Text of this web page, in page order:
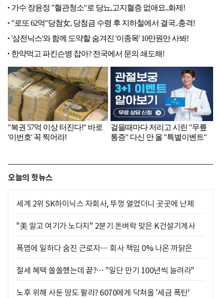
오늘의 핫뉴스
세계 2위 SK하이닉스 자회사, 뚜껑 열었더니 곳곳에 난제
"美 말고 여기가 노다지" 2분기 돈벼락 맞은 K건설기계사
폭염에 일하다 숨진 근로자… 회사 책임 0% 나온 까닭은
절세 혜택 쏠쏠했는데 끝?… "일단 만기 100년씩 늘려라"
노후 위해 사둔 땅도 팔라? 6070에게 닥쳐올 '세금 폭탄'